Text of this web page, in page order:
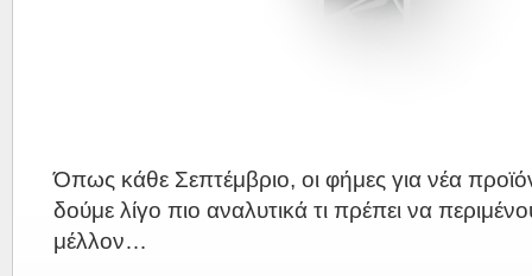
Όπως κάθε Σεπτέμβριο, οι φήμες για νέα
δούμε λίγο πιο αναλυτικά τι πρέπει να
μέλλον…